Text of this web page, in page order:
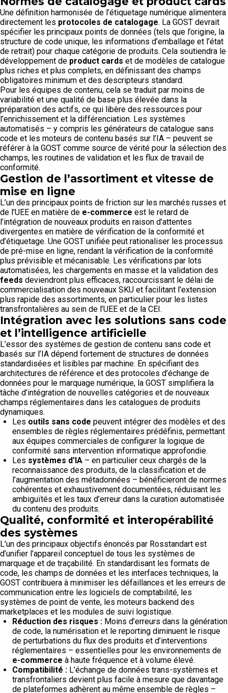
Une définition harmonisée de l’étiquetage numérique alimentera
directement les protocoles de catalogage. La GOST devrait
spécifier les principaux points de données (tels que l’origine, la
structure de code unique, les informations d’emballage et l’état
de retrait) pour chaque catégorie de produits. Cela soutiendra le
développement de product cards et de modèles de catalogue
plus riches et plus complets, en définissant des champs
obligatoires minimum et des descripteurs standard.
Pour les équipes de contenu, cela se traduit par moins de
variabilité et une qualité de base plus élevée dans la
préparation des actifs, ce qui libère des ressources pour
l’enrichissement et la différenciation. Les systèmes
automatisés – y compris les générateurs de catalogue sans
code et les moteurs de contenu basés sur l’IA – peuvent se
référer à la GOST comme source de vérité pour la sélection des
champs, les routines de validation et les flux de travail de
conformité.
Gestion de l’assortiment et vitesse de
mise en ligne
L’un des principaux points de friction sur les marchés russes et
de l’UEE en matière de e-commerce est le retard de
l’intégration de nouveaux produits en raison d’attentes
divergentes en matière de vérification de la conformité et
d’étiquetage. Une GOST unifiée peut rationaliser les processus
de pré-mise en ligne, rendant la vérification de la conformité
plus prévisible et mécanisable. Les vérifications par lots
automatisées, les chargements en masse et la validation des
feeds deviendront plus efficaces, raccourcissant le délai de
commercialisation des nouveaux SKU et facilitant l’extension
plus rapide des assortiments, en particulier pour les listes
transfrontalières au sein de l’UEE et de la CEI.
Intégration avec les solutions sans code
et l’intelligence artificielle
L’essor des systèmes de gestion de contenu sans code et
basés sur l’IA dépend fortement de structures de données
standardisées et lisibles par machine. En spécifiant des
architectures de référence et des protocoles d’échange de
données pour le marquage numérique, la GOST simplifiera la
tâche d’intégration de nouvelles catégories et de nouveaux
champs réglementaires dans les catalogues de produits
dynamiques.
Les outils sans code peuvent intégrer des modèles et des
ensembles de règles réglementaires prédéfinis, permettant
aux équipes commerciales de configurer la logique de
conformité sans intervention informatique approfondie.
Les systèmes d’IA – en particulier ceux chargés de la
reconnaissance des produits, de la classification et de
l’augmentation des métadonnées – bénéficieront de normes
cohérentes et exhaustivement documentées, réduisant les
ambiguïtés et les taux d’erreur dans la curation automatisée
du contenu des produits.
Qualité, conformité et interopérabilité
des systèmes
L’un des principaux objectifs énoncés par Rosstandart est
d’unifier l’appareil conceptuel de tous les systèmes de
marquage et de traçabilité. En standardisant les formats de
code, les champs de données et les interfaces techniques, la
GOST contribuera à minimiser les défaillances et les erreurs de
communication entre les logiciels de comptabilité, les
systèmes de point de vente, les moteurs backend des
marketplaces et les modules de suivi logistique.
Réduction des risques : Moins d’erreurs dans la génération
de code, la numérisation et le reporting diminuent le risque
de perturbations du flux des produits et d’interventions
réglementaires – essentielles pour les environnements de
e-commerce à haute fréquence et à volume élevé.
Compatibilité : L’échange de données trans-systèmes et
transfrontaliers devient plus facile à mesure que davantage
de plateformes adhèrent au même ensemble de règles –